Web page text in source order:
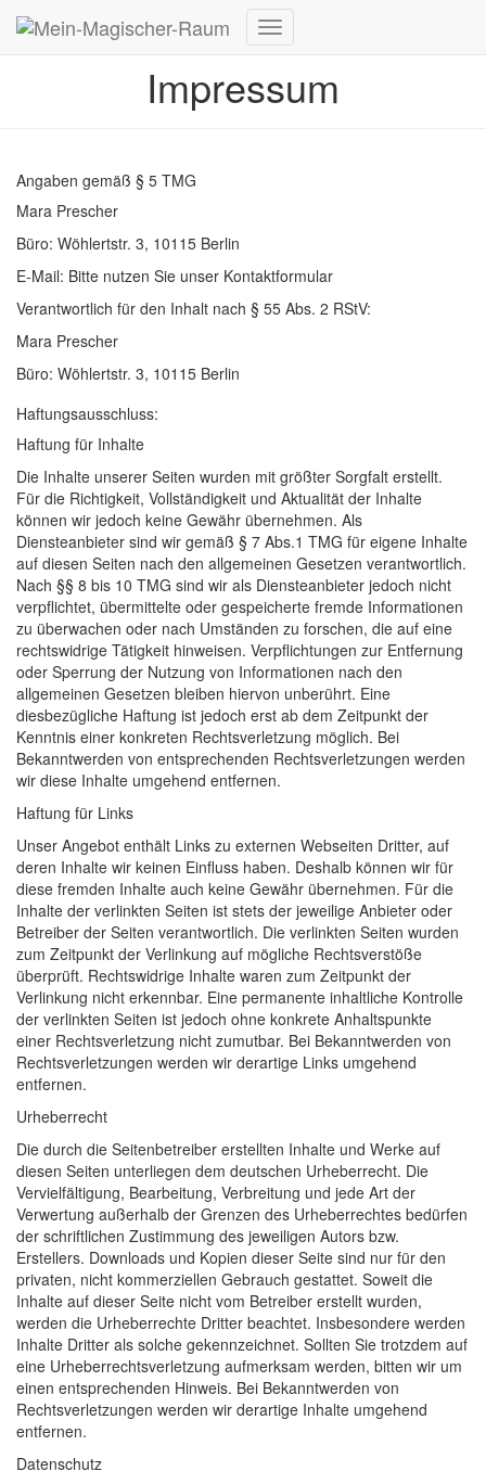
Navigation
Impressum
Angaben gemäß § 5 TMG
Mara Prescher
Büro: Wöhlertstr. 3, 10115 Berlin
E-Mail: Bitte nutzen Sie unser Kontaktformular
Verantwortlich für den Inhalt nach § 55 Abs. 2 RStV:
Mara Prescher
Büro: Wöhlertstr. 3, 10115 Berlin
Haftungsausschluss:
Haftung für Inhalte
Die Inhalte unserer Seiten wurden mit größter Sorgfalt erstellt.
Für die Richtigkeit, Vollständigkeit und Aktualität der Inhalte
können wir jedoch keine Gewähr übernehmen. Als
Diensteanbieter sind wir gemäß § 7 Abs.1 TMG für eigene Inhalte
auf diesen Seiten nach den allgemeinen Gesetzen verantwortlich.
Nach §§ 8 bis 10 TMG sind wir als Diensteanbieter jedoch nicht
verpflichtet, übermittelte oder gespeicherte fremde Informationen
zu überwachen oder nach Umständen zu forschen, die auf eine
rechtswidrige Tätigkeit hinweisen. Verpflichtungen zur Entfernung
oder Sperrung der Nutzung von Informationen nach den
allgemeinen Gesetzen bleiben hiervon unberührt. Eine
diesbezügliche Haftung ist jedoch erst ab dem Zeitpunkt der
Kenntnis einer konkreten Rechtsverletzung möglich. Bei
Bekanntwerden von entsprechenden Rechtsverletzungen werden
wir diese Inhalte umgehend entfernen.
Haftung für Links
Unser Angebot enthält Links zu externen Webseiten Dritter, auf
deren Inhalte wir keinen Einfluss haben. Deshalb können wir für
diese fremden Inhalte auch keine Gewähr übernehmen. Für die
Inhalte der verlinkten Seiten ist stets der jeweilige Anbieter oder
Betreiber der Seiten verantwortlich. Die verlinkten Seiten wurden
zum Zeitpunkt der Verlinkung auf mögliche Rechtsverstöße
überprüft. Rechtswidrige Inhalte waren zum Zeitpunkt der
Verlinkung nicht erkennbar. Eine permanente inhaltliche Kontrolle
der verlinkten Seiten ist jedoch ohne konkrete Anhaltspunkte
einer Rechtsverletzung nicht zumutbar. Bei Bekanntwerden von
Rechtsverletzungen werden wir derartige Links umgehend
entfernen.
Urheberrecht
Die durch die Seitenbetreiber erstellten Inhalte und Werke auf
diesen Seiten unterliegen dem deutschen Urheberrecht. Die
Vervielfältigung, Bearbeitung, Verbreitung und jede Art der
Verwertung außerhalb der Grenzen des Urheberrechtes bedürfen
der schriftlichen Zustimmung des jeweiligen Autors bzw.
Erstellers. Downloads und Kopien dieser Seite sind nur für den
privaten, nicht kommerziellen Gebrauch gestattet. Soweit die
Inhalte auf dieser Seite nicht vom Betreiber erstellt wurden,
werden die Urheberrechte Dritter beachtet. Insbesondere werden
Inhalte Dritter als solche gekennzeichnet. Sollten Sie trotzdem auf
eine Urheberrechtsverletzung aufmerksam werden, bitten wir um
einen entsprechenden Hinweis. Bei Bekanntwerden von
Rechtsverletzungen werden wir derartige Inhalte umgehend
entfernen.
Datenschutz